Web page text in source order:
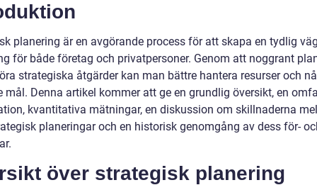
planering är en avgörande process för att skapa en tydlig
för både företag och privatpersoner. Genom att noggrant
strategiska åtgärder kan man bättre hantera resurser och nå
mål. Denna artikel kommer att ge en grundlig översikt, en
kvantitativa mätningar, en diskussion om skillnaderna
planeringar och en historisk genomgång av dess för-
över strategisk planering